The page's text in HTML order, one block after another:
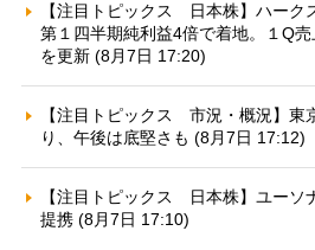
【注目トピックス 日本株】ハーク
第１四半期純利益4倍で着地。１Q
を更新 (8月7日 17:20)
【注目トピックス 市況・概況】東
り、午後は底堅さも (8月7日 17:12)
【注目トピックス 日本株】ユー
提携 (8月7日 17:10)